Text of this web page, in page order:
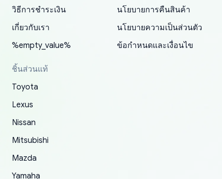
promptly. Will 100% be returning to order parts
have ordered from yoshi three times within
2022. The first two orders were received timely
and with no problems. The third order was not
received at all. According to yoshi's shipper, the
parcel was lost somewhere within the U.S.
replacement order was shipped and received.
The only reason for giving them 4 stars instead
order.
19 delays which is understandable, the package
is packed well! More so, I am genuinely happy
about the updates whether the item I added to
my cart is available or not. It's hassle free, I've
had troubles on my previous orders but they
and giving me updates.
appreciate everything.
mudguards,flares ) area insane good shape for
my VDJ79, thank you yoshi, for caring
packaging and also because i can look for all
parts needed for upgrading from LX to VX
toyota!.
วิธีการชำระเงิน
เกี่ยวกับเรา
%empty_value%
นโยบายการคืนสินค้า
นโยบายความเป็นส่วนตัว
ข้อกำหนดและเงื่อนไข
ชิ้นส่วนแท้
Toyota
Lexus
Nissan
Mitsubishi
Mazda
Yamaha